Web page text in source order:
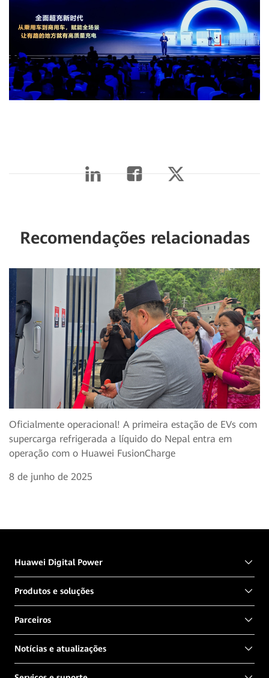
Recomendações relacionadas
Oficialmente operacional! A primeira estação de EVs com
supercarga refrigerada a líquido do Nepal entra em
operação com o Huawei FusionCharge
8 de junho de 2025
Huawei Digital Power
Produtos e soluções
Parceiros
Notícias e atualizações